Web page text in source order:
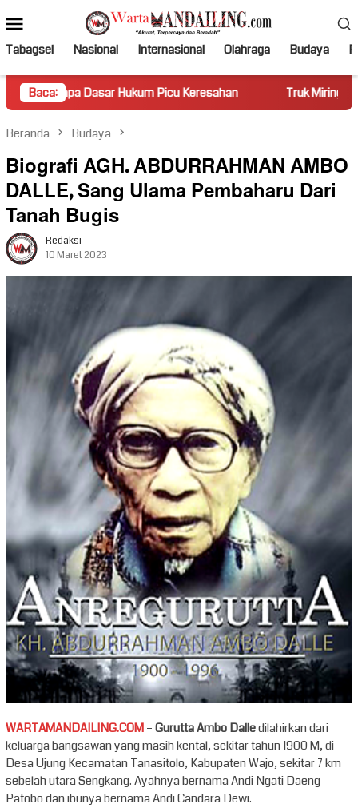
ke
kontenMobile
Tabagsel Nasional Internasional Olahraga Budaya
Baca:
Hukum Picu Keresahan Truk Miring Hambat Arus Lalu
Beranda Budaya
Biografi AGH. ABDURRAHMAN AMBO
DALLE, Sang Ulama Pembaharu Dari
Tanah Bugis
Redaksi
10 Maret 2023
WARTAMANDAILING.COM–Gurutta Ambo Dalledilahirkan dari
keluarga bangsawan yang masih kental, sekitar tahun 1900 M, di
Desa Ujung Kecamatan Tanasitolo, Kabupaten Wajo, sekitar 7 km
sebelah utara Sengkang. Ayahnya bernama Andi Ngati Daeng
Patobo dan ibunya bernama Andi Candara Dewi.